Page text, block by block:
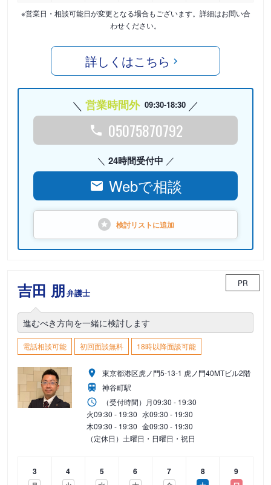
※営業日・相談可能日が変更となる場合もございます。詳細はお問い合
わせください。
詳しくはこちら
営業時間外 09:30-18:30
05075870792
24時間受付中
Webで相談
検討リストに追加
吉田 朋弁護士
PR
進むべき方向を一緒に検討します
電話相談可能 初回面談無料 18時以降面談可能
東京都港区虎ノ門5-13-1 虎ノ門40MTビル2階
神谷町駅
（受付時間） 月09:30 - 19:30
火09:30 - 19:30 水09:30 - 19:30
木09:30 - 19:30 金09:30 - 19:30
（定休日）土曜日・日曜日・祝日
3
4
5
6
7
8
9